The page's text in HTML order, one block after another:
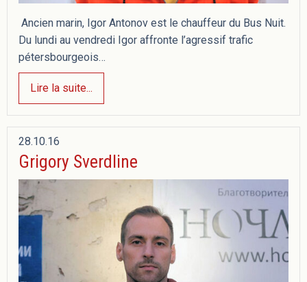
Ancien marin, Igor Antonov est le chauffeur du Bus Nuit.
Du lundi au vendredi Igor affronte l’agressif trafic
pétersbourgeois…
Lire la suite...
28.10.16
Grigory Sverdline